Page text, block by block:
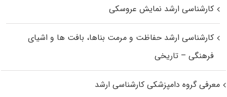
کارشناسی ارشد نمایش عروسکی
کارشناسی ارشد حفاظت و مرمت بناها، بافت‌ ها و اشیای
فرهنگی – تاریخی
معرفی گروه دامپزشکی کارشناسی ارشد